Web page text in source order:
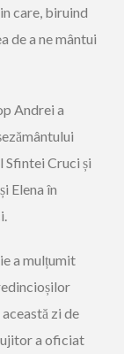
care, biruind
de a ne mântui
Andrei a
Sfintei Cruci și
Elena în
a mulțumit
zi de
a oficiat